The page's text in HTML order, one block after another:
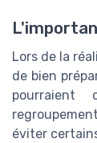
Lors de la
de bien
pourraient
éviter